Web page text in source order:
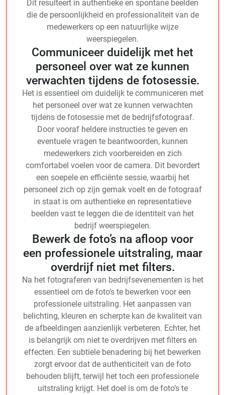
Dit resulteert in authentieke en spontane beelden
die de persoonlijkheid en professionaliteit van de
medewerkers op een natuurlijke wijze
weerspiegelen.
Communiceer duidelijk met het
personeel over wat ze kunnen
verwachten tijdens de fotosessie.
Het is essentieel om duidelijk te communiceren met
het personeel over wat ze kunnen verwachten
tijdens de fotosessie met de bedrijfsfotograaf.
Door vooraf heldere instructies te geven en
eventuele vragen te beantwoorden, kunnen
medewerkers zich voorbereiden en zich
comfortabel voelen voor de camera. Dit bevordert
een soepele en efficiënte sessie, waarbij het
personeel zich op zijn gemak voelt en de fotograaf
in staat is om authentieke en representatieve
beelden vast te leggen die de identiteit van het
bedrijf weerspiegelen.
Bewerk de foto’s na afloop voor
een professionele uitstraling, maar
overdrijf niet met filters.
Na het fotograferen van bedrijfsevenementen is het
essentieel om de foto’s te bewerken voor een
professionele uitstraling. Het aanpassen van
belichting, kleuren en scherpte kan de kwaliteit van
de afbeeldingen aanzienlijk verbeteren. Echter, het
is belangrijk om niet te overdrijven met filters en
effecten. Een subtiele benadering bij het bewerken
zorgt ervoor dat de authenticiteit van de foto
behouden blijft, terwijl het toch een professionele
uitstraling krijgt. Het doel is om de foto’s te